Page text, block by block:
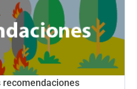
recomendaciones